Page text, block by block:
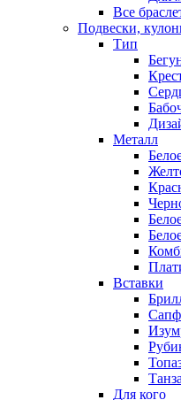
Все
Подвески,
Тип
Металл
Вставки
Для кого